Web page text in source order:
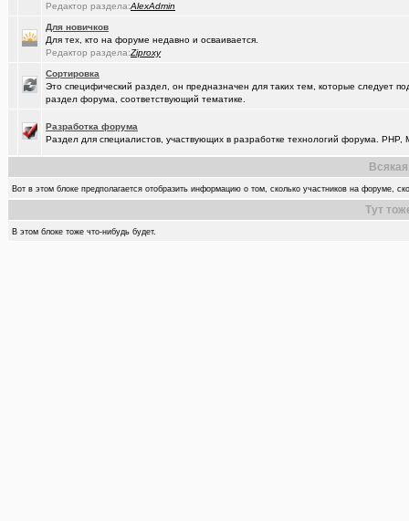
Редактор раздела:AlexAdmin
Для новичков
Для тех, кто на форуме недавно и осваивается.
Редактор раздела:Ziproxy
Сортировка
Это специфический раздел, он предназначен для таких тем, которые следует
раздел форума, соответствующий тематике.
Разработка форума
Раздел для специалистов, участвующих в разработке технологий форума. PHP,
Вот в этом блоке предполагается отобразить информацию о том, сколько участников на форуме,
Тут
В этом блоке тоже что-нибудь будет.